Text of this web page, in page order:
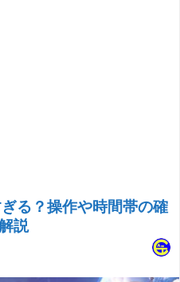
る？操作や時間帯の確
説